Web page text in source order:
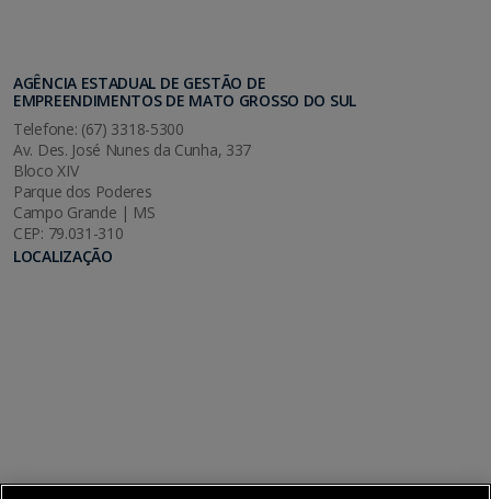
AGÊNCIA ESTADUAL DE GESTÃO DE
EMPREENDIMENTOS DE MATO GROSSO DO SUL
Telefone: (67) 3318-5300
Av. Des. José Nunes da Cunha, 337
Bloco XIV
Parque dos Poderes
Campo Grande | MS
CEP: 79.031-310
LOCALIZAÇÃO